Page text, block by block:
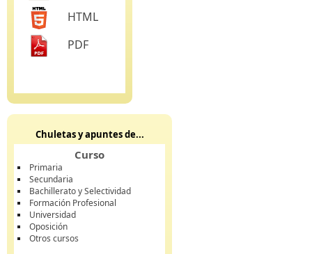
HTML
PDF
Chuletas y apuntes de...
Curso
Primaria
Secundaria
Bachillerato y Selectividad
Formación Profesional
Universidad
Oposición
Otros cursos